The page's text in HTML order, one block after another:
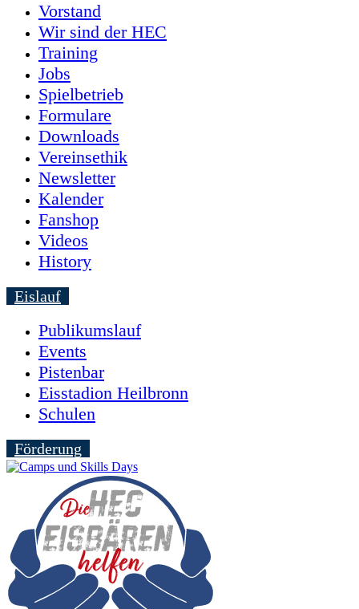
Vorstand
Wir sind der HEC
Training
Jobs
Spielbetrieb
Formulare
Downloads
Vereinsethik
Newsletter
Kalender
Fanshop
Videos
History
Eislauf
Publikumslauf
Events
Pistenbar
Eisstadion Heilbronn
Schulen
Förderung